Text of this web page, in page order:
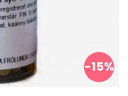
-15%